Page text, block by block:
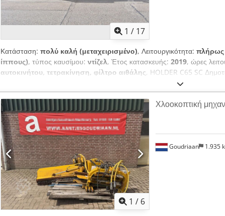
1 / 17
Κατάσταση: πολύ καλή (μεταχειρισμένο), Λειτουργικότητα: πλήρως
ίππους), τύπος καυσίμου: ντίζελ, Έτος κατασκευής: 2019, ώρες
αυτοκινήτου, τετρακίνηση, φίλτρο αιθάλης, HOLDER C65 SC
κοπής χόρτου Εξαρτήματα: 1. WICKE FSML-165 χλοοκοπτικό με
3000 κοντέινερ με όγκο περίπου 1500 λίτρα Djdpfx Aszcv Syjptekr
τέθηκε σε πρώτη λειτουργία το 2019, έχει μόνο 840 ώρες λειτουργίας
περιποιημένη συνολική κατάσταση με τις συνήθεις φθορές αυτής
41.932,- € // Μικτή τιμή 49.900,- € - Επιθεώρηση / δοκιμαστική
Αποστολή μπορεί να οργανωθεί πανελλαδικά, το κόστος εξαρτάται
προσφέρουμε μια ελκυστική πρόταση μίσθωσης / χρηματοδότησης
μίσθωση!
1 / 6
Goudriaan 1.935
Χλοοκοπτική